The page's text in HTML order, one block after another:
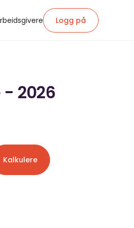
Logg på
2026
Kalkulere